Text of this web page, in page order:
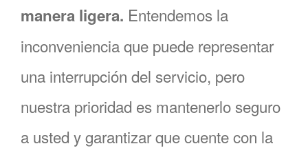
manera ligera. Entendemos la
inconveniencia que puede representar
una interrupción del servicio, pero
nuestra prioridad es mantenerlo seguro
a usted y garantizar que cuente con la